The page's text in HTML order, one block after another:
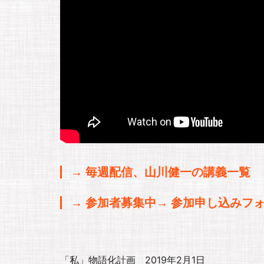
→ 毎週配信、山川健一の講義一覧
→ 参加者募集中→ 参加申し込みフ
「私」物語化計画 2019年2月1日